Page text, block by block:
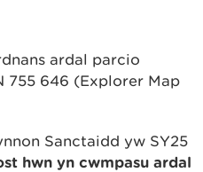
ardal parcio
755 646 (Explorer Map
Sanctaidd yw SY25
hwn yn cwmpasu ardal